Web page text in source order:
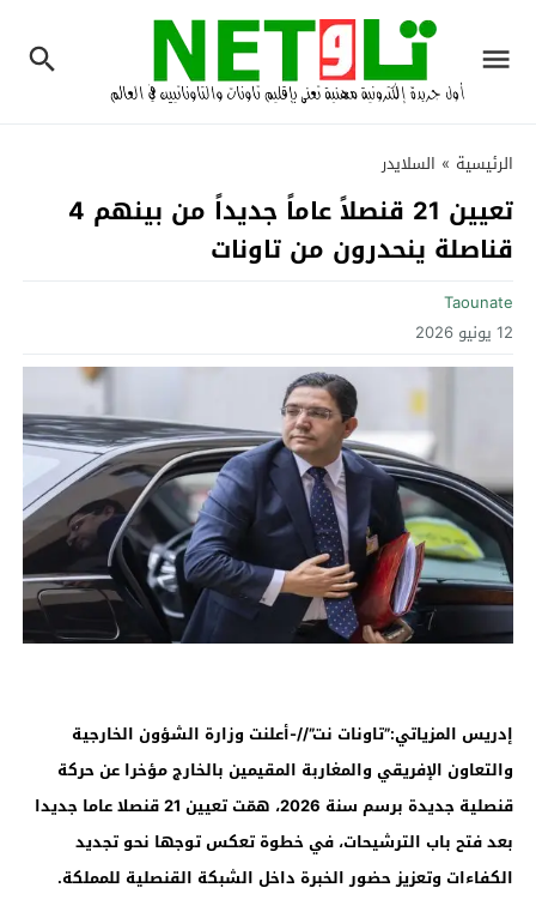
الرئيسية » السلايدر
تعيين 21 قنصلاً عاماً جديداً من بينهم 4
قناصلة ينحدرون من تاونات
Taounate
12 يونيو 2026
إدريس المزياتي:”تاونات نت”//-أعلنت وزارة الشؤون الخارجية
والتعاون الإفريقي والمغاربة المقيمين بالخارج مؤخرا عن حركة
قنصلية جديدة برسم سنة 2026، همّت تعيين 21 قنصلا عاما جديدا
بعد فتح باب الترشيحات، في خطوة تعكس توجها نحو تجديد
الكفاءات وتعزيز حضور الخبرة داخل الشبكة القنصلية للمملكة.